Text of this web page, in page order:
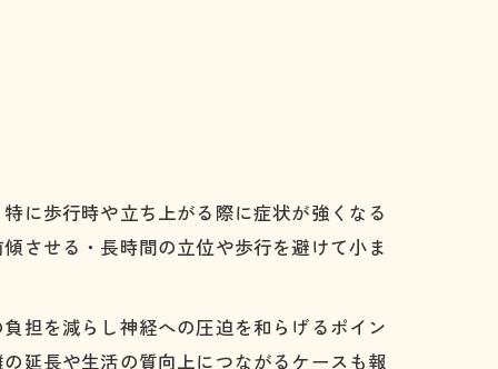
に歩行時や立ち上がる際に症状が強くなる
させる・長時間の立位や歩行を避けて小ま
担を減らし神経への圧迫を和らげるポイン
延長や生活の質向上につながるケースも報